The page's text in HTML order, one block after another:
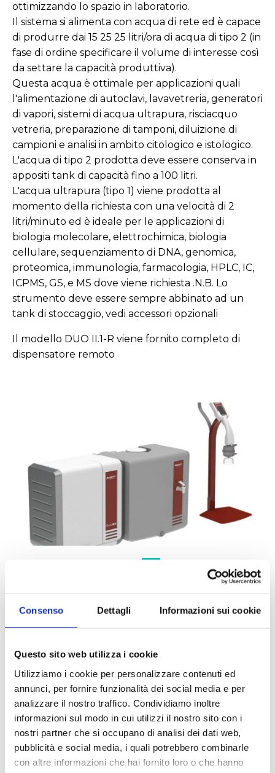
Consenso Dettagli Informazioni sui cookie
Questo sito web utilizza i cookie
Utilizziamo i cookie per personalizzare contenuti ed
annunci, per fornire funzionalità dei social media e per
analizzare il nostro traffico. Condividiamo inoltre
informazioni sul modo in cui utilizzi il nostro sito con i
nostri partner che si occupano di analisi dei dati web,
pubblicità e social media, i quali potrebbero combinarle
con altre informazioni che hai fornito loro o che hanno
ottimizzando lo spazio in laboratorio.
Il sistema si alimenta con acqua di rete ed è capace
di produrre dai 15 25 25 litri/ora di acqua di tipo 2 (in
fase di ordine specificare il volume di interesse così
da settare la capacità produttiva).
Questa acqua è ottimale per applicazioni quali
l'alimentazione di autoclavi, lavavetreria, generatori
di vapori, sistemi di acqua ultrapura, risciacquo
vetreria, preparazione di tamponi, diluizione di
campioni e analisi in ambito citologico e istologico.
L'acqua di tipo 2 prodotta deve essere conserva in
appositi tank di capacità fino a 100 litri.
L'acqua ultrapura (tipo 1) viene prodotta al
momento della richiesta con una velocità di 2
litri/minuto ed è ideale per le applicazioni di
biologia molecolare, elettrochimica, biologia
cellulare, sequenziamento di DNA, genomica,
proteomica, immunologia, farmacologia, HPLC, IC,
ICPMS, GS, e MS dove viene richiesta .N.B. Lo
strumento deve essere sempre abbinato ad un
tank di stoccaggio, vedi accessori opzionali
Il modello DUO II.1-R viene fornito completo di
dispensatore remoto
Caratteristiche tecniche
produzione di due tipi di acqua
litri/minuto
Consumabili economici e semplici da sostituire
Monitoraggio in continuo della qualità dell'acqua
Misura in continuo del TOC (Total Organic Carbon)